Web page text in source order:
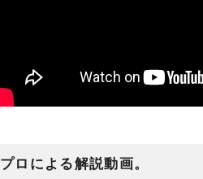
プロによる解説動画。